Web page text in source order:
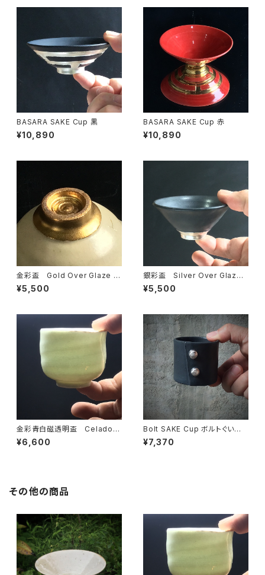
BASARA SAKE Cup 黒
¥10,890
BASARA SAKE Cup 赤
¥10,890
金彩盃 Gold Over Glaze S
AKE Cup 白
¥5,500
銀彩盃 Silver Over Glaze
SAKE Cup 黒
¥5,500
金彩青白磁透明盃 Celadon
Translucent SAKE Cup with
Gold Over Glaze
¥6,600
Bolt SAKE Cup ボルトぐい
吞
¥7,370
その他の商品